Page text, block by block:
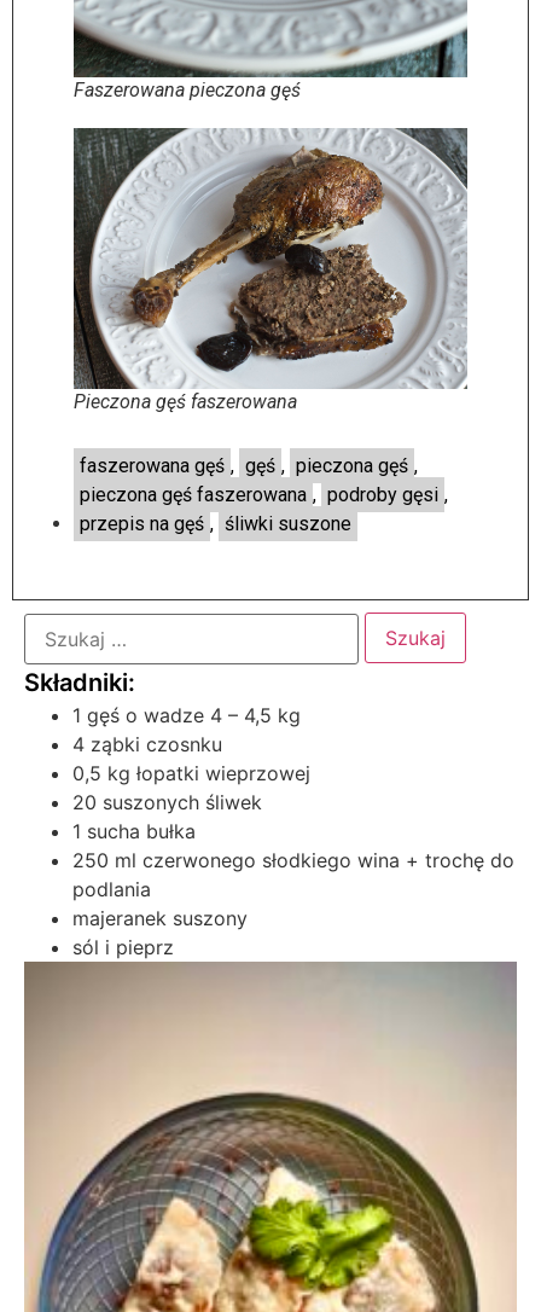
Faszerowana pieczona gęś
Pieczona gęś faszerowana
faszerowana gęś , gęś , pieczona gęś ,
pieczona gęś faszerowana , podroby gęsi ,
przepis na gęś , śliwki suszone
1 gęś o wadze 4 – 4,5 kg
4 ząbki czosnku
0,5 kg łopatki wieprzowej
20 suszonych śliwek
1 sucha bułka
250 ml czerwonego słodkiego wina + trochę do
podlania
majeranek suszony
sól i pieprz